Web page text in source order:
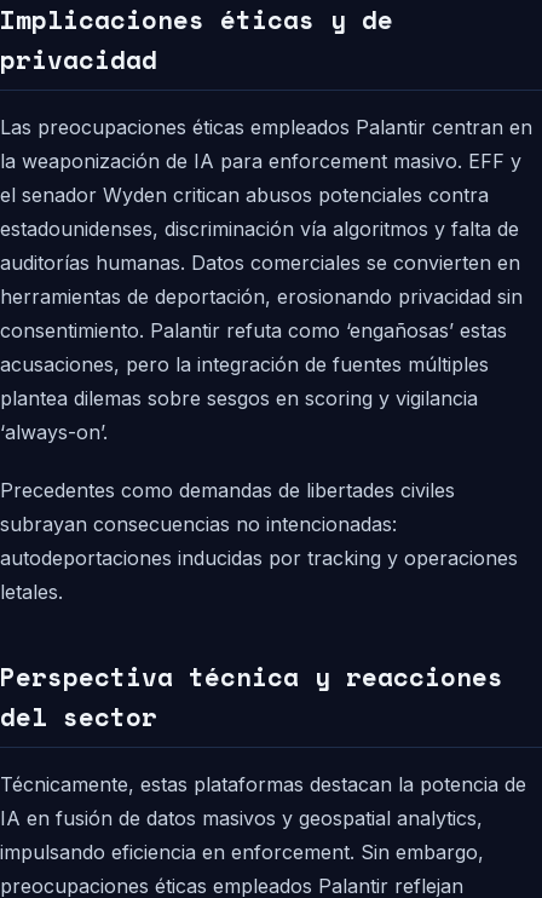
Implicaciones éticas y de
privacidad
Las preocupaciones éticas empleados Palantir centran en
la weaponización de IA para enforcement masivo. EFF y
el senador Wyden critican abusos potenciales contra
estadounidenses, discriminación vía algoritmos y falta de
auditorías humanas. Datos comerciales se convierten en
herramientas de deportación, erosionando privacidad sin
consentimiento. Palantir refuta como ‘engañosas’ estas
acusaciones, pero la integración de fuentes múltiples
plantea dilemas sobre sesgos en scoring y vigilancia
‘always-on’.
Precedentes como demandas de libertades civiles
subrayan consecuencias no intencionadas:
autodeportaciones inducidas por tracking y operaciones
letales.
Perspectiva técnica y reacciones
del sector
Técnicamente, estas plataformas destacan la potencia de
IA en fusión de datos masivos y geospatial analytics,
impulsando eficiencia en enforcement. Sin embargo,
preocupaciones éticas empleados Palantir reflejan